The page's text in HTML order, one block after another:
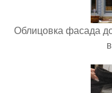
Облицовка фасада